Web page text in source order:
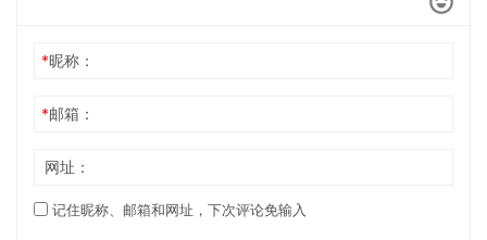
*昵称：
*邮箱：
网址：
记住昵称、邮箱和网址，下次评论免输入